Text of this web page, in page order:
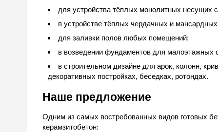
для устройства тёплых монолитных несущих
в устройстве тёплых чердачных и
для заливки полов любых помещений;
в возведении фундаментов для малоэтажных
в строительном дизайне для арок, колонн,
декоративных постройках, беседках, ротондах.
Наше предложение
Одним из самых востребованных видов готовых
керамзитобетон: